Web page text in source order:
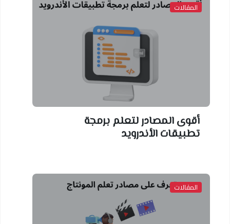
المقالات
أقوى المصادر لتعلم برمجة
تطبيقات الأندرويد
المقالات